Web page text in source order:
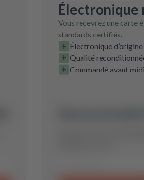
Électronique
Vous recevrez une carte
standards certifiés.
Électronique
Qualité
Commandé avant